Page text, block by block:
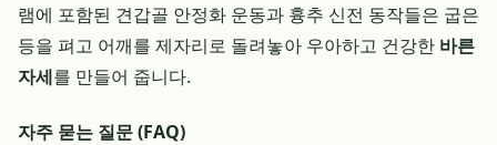
램에 포함된 견갑골 안정화 운동과 흉추 신전 동작들은 굽은
등을 펴고 어깨를 제자리로 돌려놓아 우아하고 건강한 바른
자세를 만들어 줍니다.
자주 묻는 질문 (FAQ)